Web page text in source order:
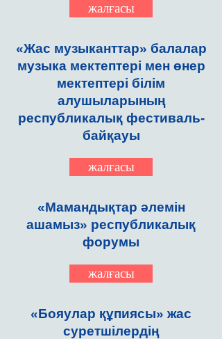
жалғасы
«Жас музыканттар» балалар
музыка мектептері мен өнер
мектептері білім
алушыларының
республикалық фестиваль-
байқауы
жалғасы
«Мамандықтар әлемін
ашамыз» республикалық
форумы
жалғасы
«Бояулар құпиясы» жас
суретшілердің